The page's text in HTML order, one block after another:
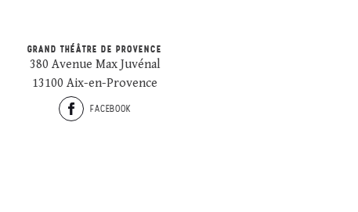
GRAND THÉÂTRE DE PROVENCE
380 Avenue Max Juvénal
13100 Aix-en-Provence
FACEBOOK